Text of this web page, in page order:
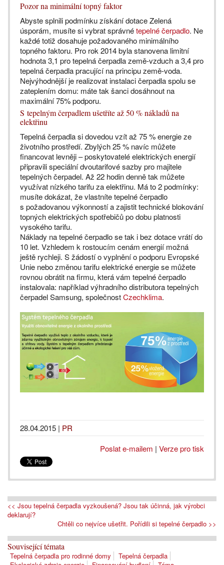
Pozor na minimální topný faktor
Abyste splnili podmínku získání dotace Zelená
úsporám, musíte si vybrat správnétepelné čerpadlo. Ne
každé totiž dosahuje požadovaného minimálního
topného faktoru. Pro rok 2014 byla stanovena limitní
hodnota 3,1 pro tepelná čerpadla země-vzduch a 3,4 pro
tepelná čerpadla pracující na principu země-voda.
Nejvýhodnější je realizovat instalaci čerpadla spolu se
zateplením domu: máte tak šanci dosáhnout na
maximální 75% podporu.
S tepelným čerpadlem ušetříte až 50 % nákladů na
elektřinu
Tepelná čerpadla si dovedou vzít až 75 % energie ze
životního prostředí. Zbylých 25 % navíc můžete
financovat levněji – poskytovatelé elektrických energií
připravili speciální dvoutarifové sazby pro majitele
tepelných čerpadel. Až 22 hodin denně tak můžete
využívat nízkého tarifu za elektřinu. Má to 2 podmínky:
musíte dokázat, že vlastníte tepelné čerpadlo
s požadovanou výkonností a zajistit technické blokování
topných elektrických spotřebičů po dobu platnosti
vysokého tarifu.
Náklady na tepelné čerpadlo se tak i bez dotace vrátí do
10 let. Vzhledem k rostoucím cenám energií možná
ještě rychleji. S žádostí o vyplnění o podporu Evropské
Unie nebo změnou tarifu elektrické energie se můžete
rovnou obrátit na firmu, která vám tepelné čerpadlo
instalovala: například výhradního distributora tepelných
čerpadel Samsung, společnostCzechklima.
28.04.2015 | PR
Poslat e-mailem | Verze pro tisk
<< Jsou tepelná čerpadla vyzkoušená? Jsou tak účinná, jak výrobci
deklarují?
Chtěli co nejvíce ušetřit. Pořídili si tepelné čerpadlo >>
Související témata
Tepelná čerpadla pro rodinné domy
Tepelná čerpadla